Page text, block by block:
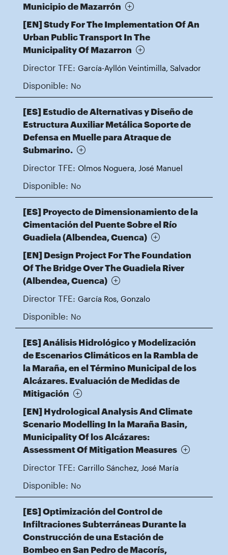
Municipio de Mazarrón
[EN] Study For The Implementation Of An
Urban Public Transport In The
Municipality Of Mazarron
Director TFE: García-Ayllón Veintimilla, Salvador
Disponible: No
[ES] Estudio de Alternativas y Diseño de
Estructura Auxiliar Metálica Soporte de
Defensa en Muelle para Atraque de
Submarino.
Director TFE: Olmos Noguera, José Manuel
Disponible: No
[ES] Proyecto de Dimensionamiento de la
Cimentación del Puente Sobre el Río
Guadiela (Albendea, Cuenca)
[EN] Design Project For The Foundation
Of The Bridge Over The Guadiela River
(Albendea, Cuenca)
Director TFE: García Ros, Gonzalo
Disponible: No
[ES] Análisis Hidrológico y Modelización
de Escenarios Climáticos en la Rambla de
la Maraña, en el Término Municipal de los
Alcázares. Evaluación de Medidas de
Mitigación
[EN] Hydrological Analysis And Climate
Scenario Modelling In la Maraña Basin,
Municipality Of los Alcázares:
Assessment Of Mitigation Measures
Director TFE: Carrillo Sánchez, José María
Disponible: No
[ES] Optimización del Control de
Infiltraciones Subterráneas Durante la
Construcción de una Estación de
Bombeo en San Pedro de Macorís,